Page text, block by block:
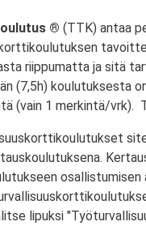
® (TTK) antaa
riippumatta ja sitä
(7,5h) koulutuksesta
(vain 1 merkintä/vrk).
osallistumisen
lipuksi